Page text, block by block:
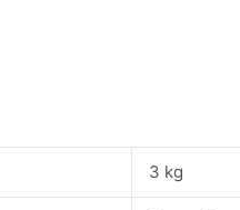
3 kg